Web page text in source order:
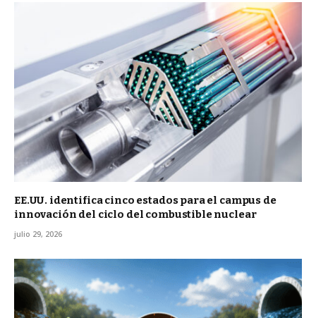
EE.UU. identifica cinco estados para el campus de
innovación del ciclo del combustible nuclear
julio 29, 2026